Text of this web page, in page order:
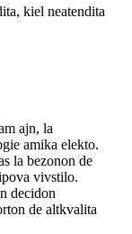
kiel neatendita
ajn, la
amika elekto.
la bezonon de
vivstilo.
decidon
de altkvalita